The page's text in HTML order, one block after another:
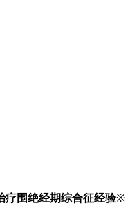
疗围绝经期综合征经验※